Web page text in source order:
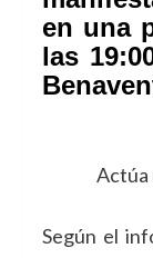
en una
las
Actúa
Según el